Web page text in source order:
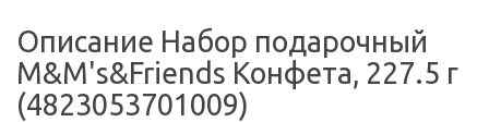
Описание Набор подарочный
M&M's&Friends Конфета, 227.5 г
(4823053701009)